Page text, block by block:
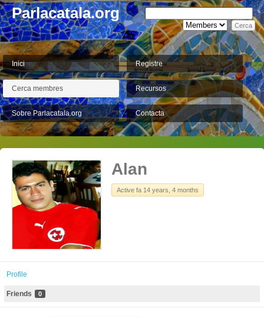
Parlacatala.org
Inici Registre
Cerca membres Recursos
Sobre Parlacatala.org Contacta
Alan
Active fa 14 years, 4 months
Profile
Friends 0